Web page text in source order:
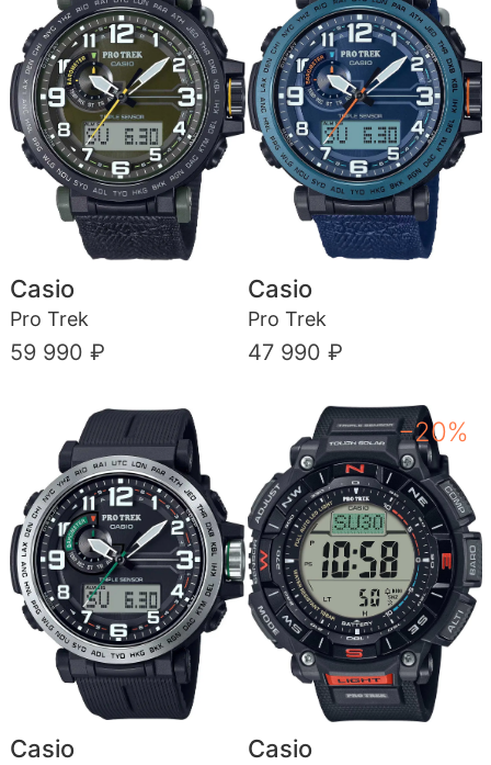
Casio
Pro Trek
59 990 ₽
Casio
Pro Trek
47 990 ₽
Casio
−20%
Casio